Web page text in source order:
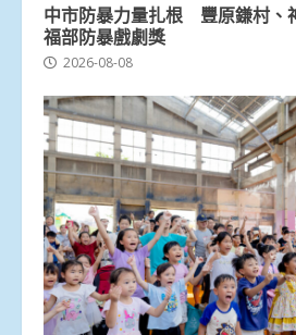
中市防暴力量扎根 豐原鎌村、
福部防暴戲劇獎
2026-08-08